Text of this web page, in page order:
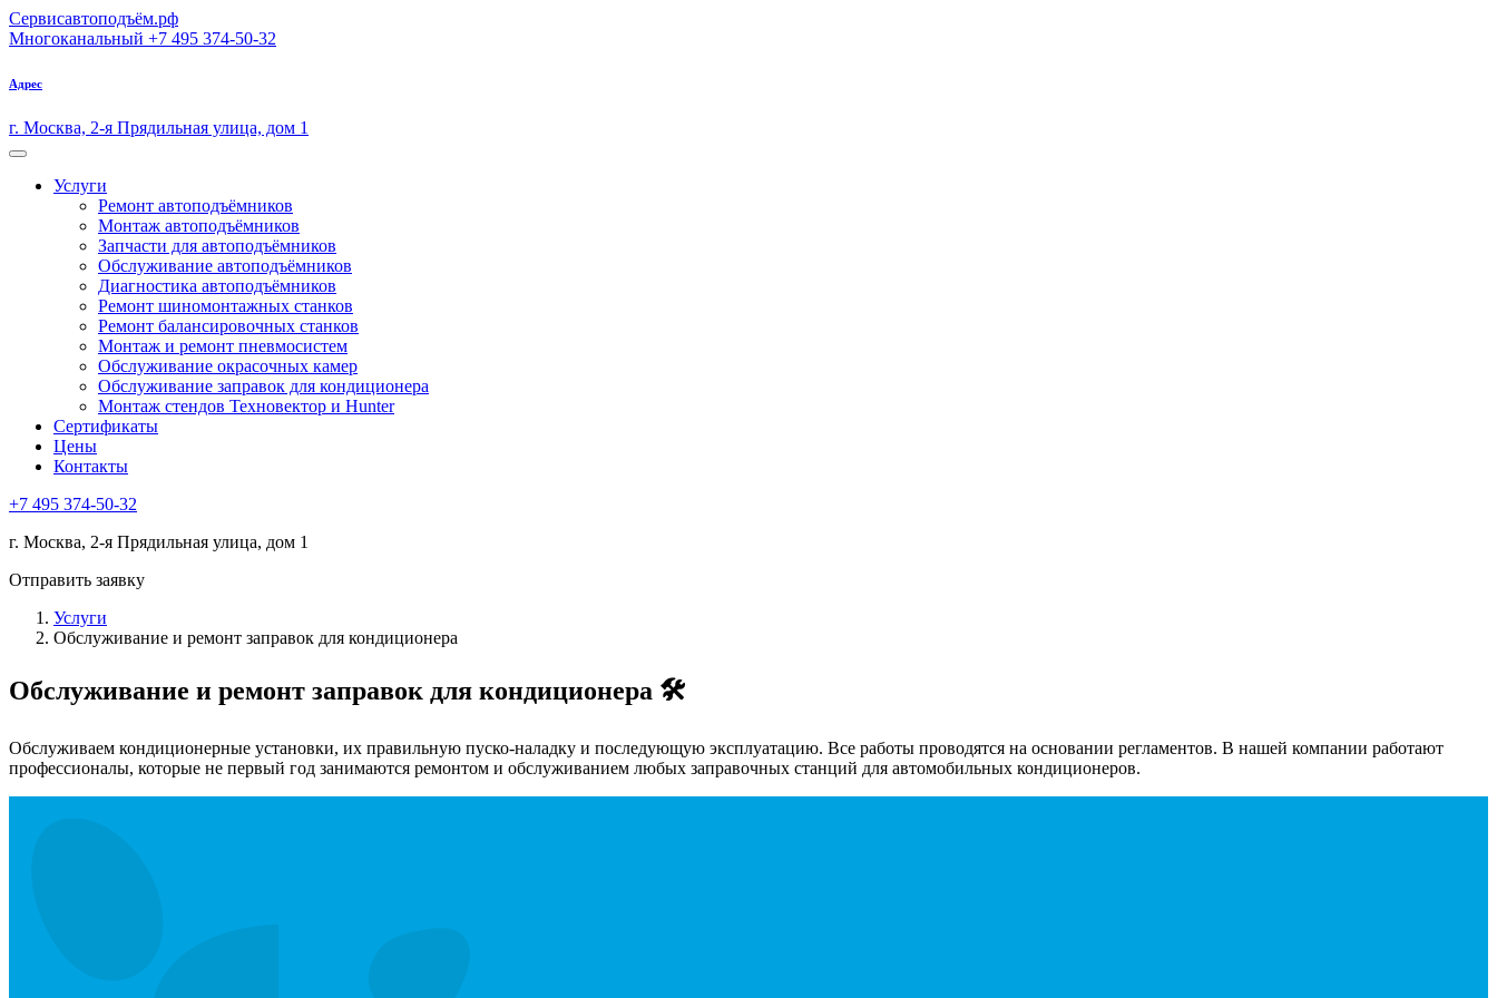
Сервисавтоподъём.рф
Многоканальный +7 495 374-50-32
Адрес
г. Москва, 2-я Прядильная улица, дом 1
Услуги
Ремонт автоподъёмников
Монтаж автоподъёмников
Запчасти для автоподъёмников
Обслуживание автоподъёмников
Диагностика автоподъёмников
Ремонт шиномонтажных станков
Ремонт балансировочных станков
Монтаж и ремонт пневмосистем
Обслуживание окрасочных камер
Обслуживание заправок для кондиционера
Монтаж стендов Техновектор и Hunter
Сертификаты
Цены
Контакты
+7 495 374-50-32
г. Москва, 2-я Прядильная улица, дом 1
Отправить заявку
Услуги
Обслуживание и ремонт заправок для кондиционера
Обслуживание и ремонт заправок для кондиционера 🛠
Обслуживаем кондиционерные установки, их правильную пуско-наладку и последующую эксплуатацию. Все работы проводятся на основании регламентов. В нашей компании работают
профессионалы, которые не первый год занимаются ремонтом и обслуживанием любых заправочных станций для автомобильных кондиционеров.